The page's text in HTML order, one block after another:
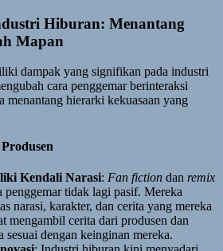
Hiburan: Menantang
Mapan
dampak yang signifikan pada industri
cara penggemar berinteraksi
menantang hierarki kekuasaan yang
Kendali Narasi: Fan fiction dan remix
penggemar tidak lagi pasif. Mereka
narasi, karakter, dan cerita yang mereka
mengambil cerita dari produsen dan
sesuai dengan keinginan mereka.